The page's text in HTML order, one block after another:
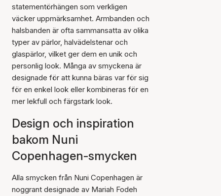
statementörhängen som verkligen
väcker uppmärksamhet. Armbanden och
halsbanden är ofta sammansatta av olika
typer av pärlor, halvädelstenar och
glaspärlor, vilket ger dem en unik och
personlig look. Många av smyckena är
designade för att kunna bäras var för sig
för en enkel look eller kombineras för en
mer lekfull och färgstark look.
Design och inspiration
bakom Nuni
Copenhagen-smycken
Alla smycken från Nuni Copenhagen är
noggrant designade av Mariah Fodeh